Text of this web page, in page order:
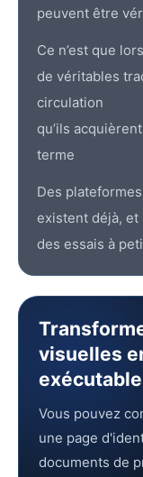
peuvent être
Ce n’est que
de véritables
circulation
qu’ils
terme
Des
existent déjà,
des essais à
visuelles
Vous pouvez
une page
documents de